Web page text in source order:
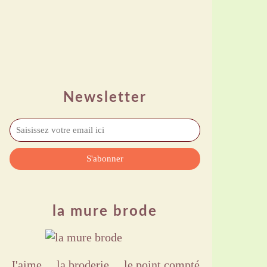
Newsletter
la mure brode